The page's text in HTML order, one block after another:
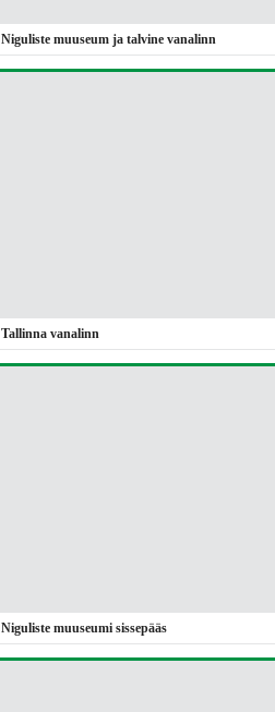
Niguliste muuseum ja talvine vanalinn
Tallinna vanalinn
Niguliste muuseumi sissepääs